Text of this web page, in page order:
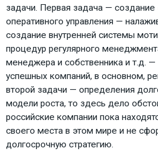
задачи. Первая задача —
оперативного управления —
создание внутренней системы
процедур регулярного
менеджера и собственника и т.д. —
успешных компаний, в основном,
второй задачи — определения
модели роста, то здесь дело
российские компании пока
своего места в этом мире и не
долгосрочную стратегию.